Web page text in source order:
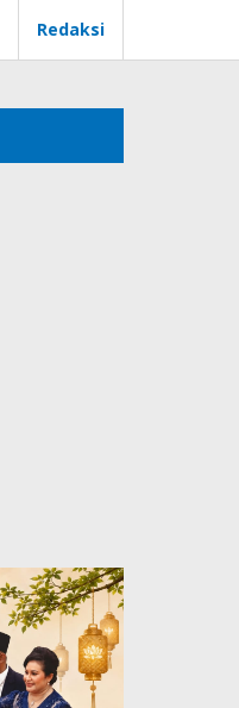
Redaksi